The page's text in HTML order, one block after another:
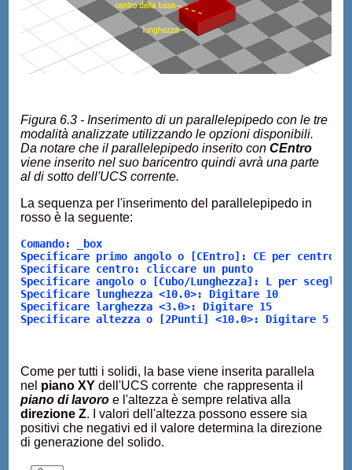
Figura 6.3 - Inserimento di un parallelepipedo con le tre
modalità analizzate utilizzando le opzioni disponibili.
Da notare che il parallelepipedo inserito conCEntro
viene inserito nel suo baricentro quindi avrà una parte
al di sotto dell'UCS corrente.
La sequenza per l'inserimento del parallelepipedo in
rosso è la seguente:
Comando: _box
Specificare primo angolo o [CEntro]: CE per centro
Specificare centro: cliccare un punto
Specificare angolo o [Cubo/Lunghezza]: L per
Specificare lunghezza <10.0>: Digitare 10
Specificare larghezza <3.0>: Digitare 15
Specificare altezza o [2Punti] <10.0>: Digitare 5
Come per tutti i solidi, la base viene inserita parallela
nel piano XY dell'UCS corrente che rappresenta il
piano di lavoro e l'altezza è sempre relativa alla
direzione Z. I valori dell'altezza possono essere sia
positivi che negativi ed il valore determina la direzione
di generazione del solido.